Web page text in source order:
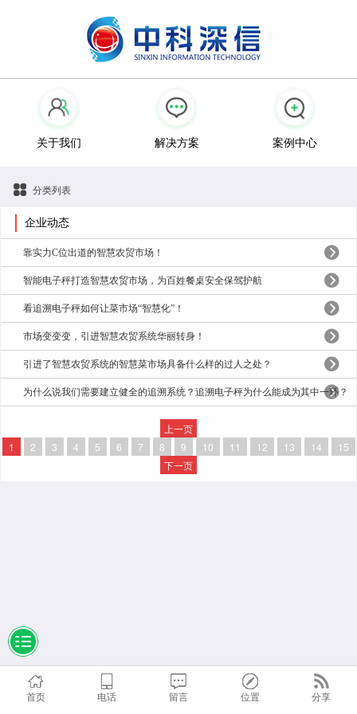
关于我们 解决方案 案例中心
分类列表
企业动态
靠实力C位出道的智慧农贸市场！
智能电子秤打造智慧农贸市场，为百姓餐桌安全保驾护航
看追溯电子秤如何让菜市场“智慧化”！
市场变变变，引进智慧农贸系统华丽转身！
引进了智慧农贸系统的智慧菜市场具备什么样的过人之处？
为什么说我们需要建立健全的追溯系统？追溯电子秤为什么能成为其中一环？
上一页
1
2 3 4 5 6 7 8 9 10 11 12 13 14
15
下一页
首页 电话 留言 位置 分享